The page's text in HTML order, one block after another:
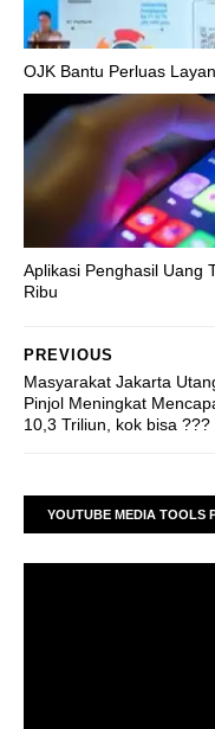
OJK Bantu Perluas
Aplikasi Penghasil Uang
Ribu
PREVIOUS
Masyarakat Jakarta
Pinjol Meningkat
10,3 Triliun, kok bisa ???
YOUTUBE MEDIA TOOLS